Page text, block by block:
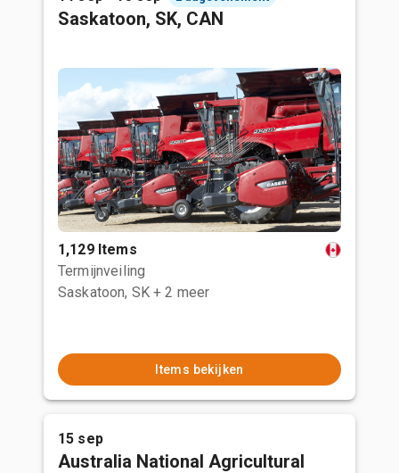
Saskatoon, SK, CAN
1,129 Items
Termijnveiling
Saskatoon, SK + 2 meer
Items bekijken
15 sep
Australia National Agricultural